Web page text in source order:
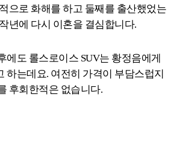
으로 화해를 하고 둘째를 출산했었는
년에 다시 이혼을 결심합니다.
에도 롤스로이스 SUV는 황정음에게
하는데요. 여전히 가격이 부담스럽지
후회한적은 없습니다.